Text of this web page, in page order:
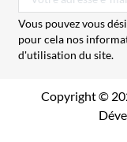
Vous pouvez vous
pour cela nos
d'utilisation du site.
Copyright ©